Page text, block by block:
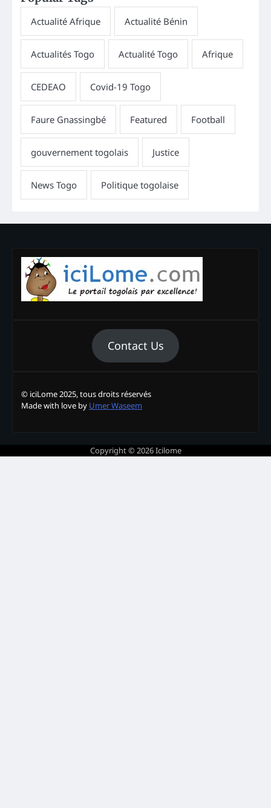
Contact Us
© iciLome 2025, tous droits réservés
Made with love by Umer Waseem
Copyright © 2026Icilome